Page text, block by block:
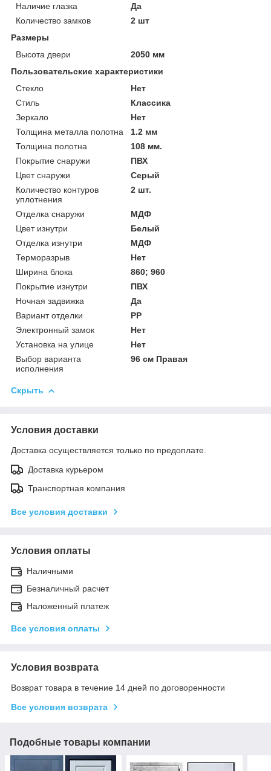
Наличие глазка
Да
Количество замков
2 шт
Размеры
Высота двери
2050 мм
Пользовательские характеристики
Стекло
Нет
Стиль
Классика
Зеркало
Нет
Толщина металла полотна
1.2 мм
Толщина полотна
108 мм.
Покрытие снаружи
ПВХ
Цвет снаружи
Серый
Количество контуров
уплотнения
2 шт.
Отделка снаружи
МДФ
Цвет изнутри
Белый
Отделка изнутри
МДФ
Терморазрыв
Нет
Ширина блока
860; 960
Покрытие изнутри
ПВХ
Ночная задвижка
Да
Вариант отделки
PP
Электронный замок
Нет
Установка на улице
Нет
Выбор варианта
исполнения
96 см Правая
Скрыть
Условия доставки
Доставка осуществляется только по предоплате.
Доставка курьером
Транспортная компания
Все условия доставки
Условия оплаты
Наличными
Безналичный расчет
Наложенный платеж
Все условия оплаты
Условия возврата
Возврат товара в течение 14 дней по договоренности
Все условия возврата
Подобные товары компании